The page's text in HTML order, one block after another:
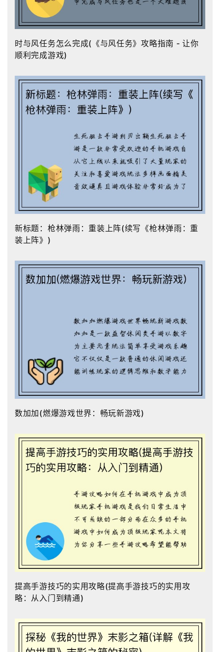
时与风任务怎么完成(《与风任务》攻略指南 - 让你
顺利完成游戏)
新标题：枪林弹雨：重装上阵(续写《枪林弹雨：重
装上阵》)
数加加(燃爆游戏世界：畅玩新游戏)
提高手游技巧的实用攻略(提高手游技巧的实用攻
略：从入门到精通)